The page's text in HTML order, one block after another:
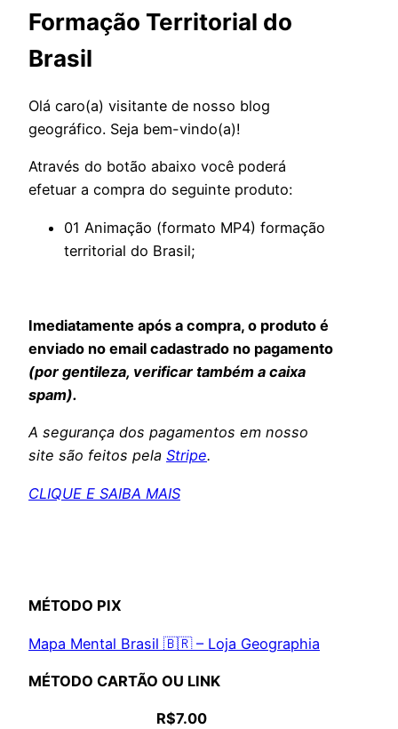
Formação Territorial do
Brasil
Olá caro(a) visitante de nosso blog
geográfico. Seja bem-vindo(a)!
Através do botão abaixo você poderá
efetuar a compra do seguinte produto:
01 Animação (formato MP4) formação
territorial do Brasil;
Imediatamente após a compra, o produto é
enviado no email cadastrado no pagamento
(por gentileza, verificar também a caixa
spam).
A segurança dos pagamentos em nosso
site são feitos pela Stripe.
CLIQUE E SAIBA MAIS
MÉTODO PIX
Mapa Mental Brasil 🇧🇷 – Loja Geographia
MÉTODO CARTÃO OU LINK
R$7.00